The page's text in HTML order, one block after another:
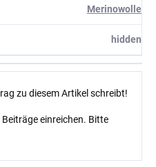
Merinowolle
hidden
zu diesem Artikel schreibt!
einreichen. Bitte